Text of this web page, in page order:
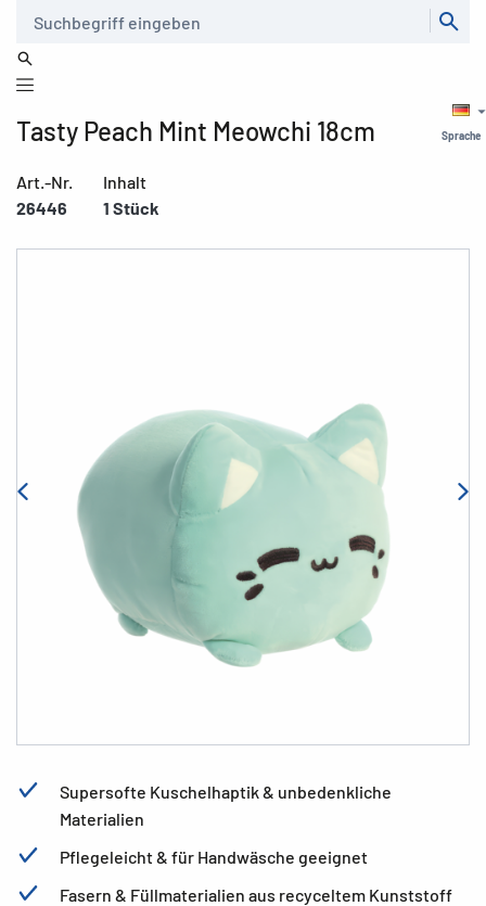
Sprache
Tasty Peach Mint Meowchi 18cm
Art.-Nr.
26446
Inhalt
1 Stück
Supersofte Kuschelhaptik & unbedenkliche
Materialien
Pflegeleicht & für Handwäsche geeignet
Fasern & Füllmaterialien aus recyceltem Kunststoff